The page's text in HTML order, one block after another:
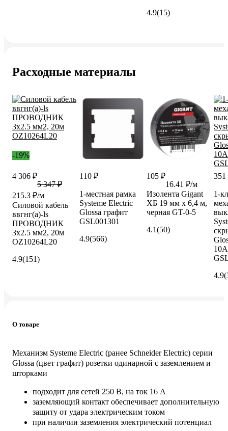
4.9(15)
Расходные материалы
-19%
4 306 ₽
5 347 ₽
215.3 ₽/м
Силовой кабель
ввгнг(a)-ls
ПРОВОДНИК
3x2.5 мм2, 20м
OZ10264L20
4.9(151)
110 ₽
1-местная рамка
Systeme Electric
Glossa графит
GSL001301
4.9(566)
105 ₽
16.41 ₽/м
Изолента Gigant
ХБ 19 мм х 6,4 м,
черная GT-0-5
4.1(50)
351
1-
4.9
О товаре
Механизм Systeme Electric (ранее Schneider Electric) серии
Glossa (цвет графит) розетки одинарной с заземлением и
шторками
подходит для сетей 250 В, на ток 16 А
заземляющий контакт обеспечивает дополнительную
защиту от удара электрическим током
при наличии заземления электрический потенциал